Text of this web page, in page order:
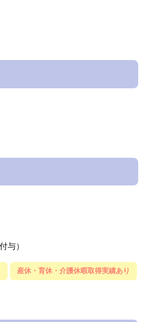
与）
産休・育休・介護休暇取得実績あり